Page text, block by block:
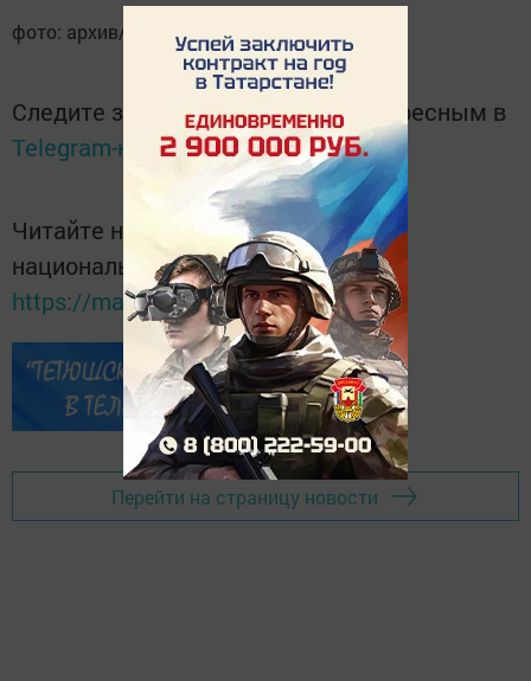
фото: архив/Авангард
Следите за самым важным и интересным в
Telegram-каналеТатмедиа
Читайте новости Татарстана в
национальном мессенджере MАХ:
https://max.ru/tatmedia
Перейти на страницу новости